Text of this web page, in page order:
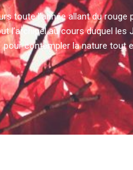
toute l’année allant du
l’archipel au cours duquel
pour contempler la nature tout